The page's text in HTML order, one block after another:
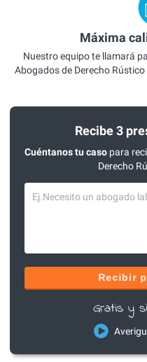
Máxima
Nuestro equipo te llamará
Abogados de Derecho
Recibe 3
Cuéntanos tu casopara
Derecho
Recibir
Gratis y